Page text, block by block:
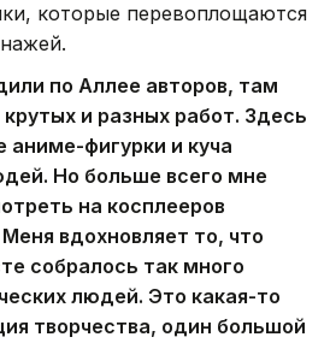
которые перевоплощаются
по Аллее авторов, там
и разных работ. Здесь
аниме-фигурки и куча
Но больше всего мне
на косплееров
вдохновляет то, что
собралось так много
людей. Это какая-то
творчества, один большой